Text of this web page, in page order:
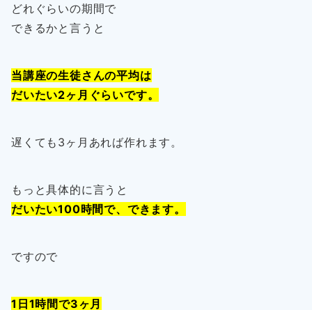
どれぐらいの期間で
できるかと言うと
当講座の生徒さんの平均は
だいたい2ヶ月ぐらいです。
遅くても3ヶ月あれば作れます。
もっと具体的に言うと
だいたい100時間で、できます。
ですので
1日1時間で3ヶ月